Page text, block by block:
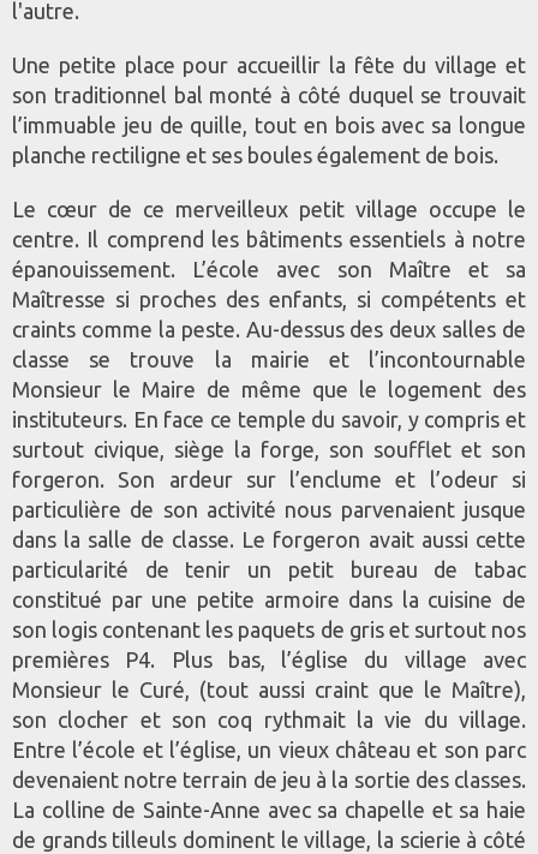
l'autre.
Une petite place pour accueillir la fête du village et
son traditionnel bal monté à côté duquel se trouvait
l’immuable jeu de quille, tout en bois avec sa longue
planche rectiligne et ses boules également de bois.
Le cœur de ce merveilleux petit village occupe le
centre. Il comprend les bâtiments essentiels à notre
épanouissement. L’école avec son Maître et sa
Maîtresse si proches des enfants, si compétents et
craints comme la peste. Au-dessus des deux salles de
classe se trouve la mairie et l’incontournable
Monsieur le Maire de même que le logement des
instituteurs. En face ce temple du savoir, y compris et
surtout civique, siège la forge, son soufflet et son
forgeron. Son ardeur sur l’enclume et l’odeur si
particulière de son activité nous parvenaient jusque
dans la salle de classe. Le forgeron avait aussi cette
particularité de tenir un petit bureau de tabac
constitué par une petite armoire dans la cuisine de
son logis contenant les paquets de gris et surtout nos
premières P4. Plus bas, l’église du village avec
Monsieur le Curé, (tout aussi craint que le Maître),
son clocher et son coq rythmait la vie du village.
Entre l’école et l’église, un vieux château et son parc
devenaient notre terrain de jeu à la sortie des classes.
La colline de Sainte-Anne avec sa chapelle et sa haie
de grands tilleuls dominent le village, la scierie à côté